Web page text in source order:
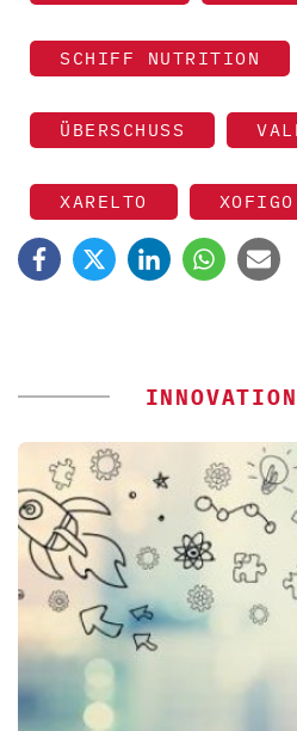
SCHIFF NUTRITION
ÜBERSCHUSS
XARELTO XOFIGO